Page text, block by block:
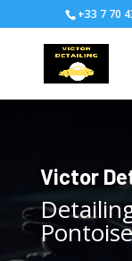
+33 7 70
Victor